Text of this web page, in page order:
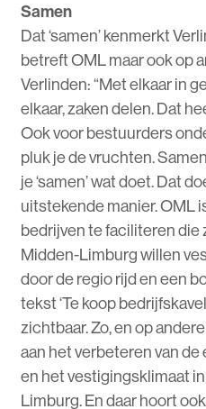
Samen
Dat ‘samen’ kenmerkt
betreft OML maar ook op
Verlinden: “Met elkaar in
elkaar, zaken delen. Dat
Ook voor bestuurders
pluk je de vruchten.
je ‘samen’ wat doet. Dat
uitstekende manier. OML
bedrijven te faciliteren die
Midden-Limburg willen
door de regio rijd en een
tekst ‘Te koop
zichtbaar. Zo, en op
aan het verbeteren van
en het vestigingsklimaat
Limburg. En daar hoort